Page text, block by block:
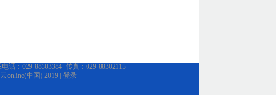
：029-88303384 传真：029-88302115
online(中国) 2019 | 登录